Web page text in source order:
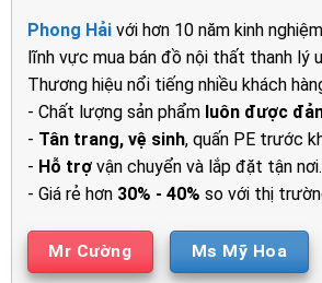
là:
Phong Hảivới hơn 10 năm kinh
lĩnh vực mua bán đồ nội thất thanh lý
Thương hiệu nổi tiếng nhiều khách
- Chất lượng sản phẩm luôn được
- Tân trang, vệ sinh, quấn PE trước
- Hỗ trợvận chuyển và lắp đặt tận nơi.
- Giá rẻ hơn 30% - 40% so với thị
Mr Cường Ms Mỹ Hoa